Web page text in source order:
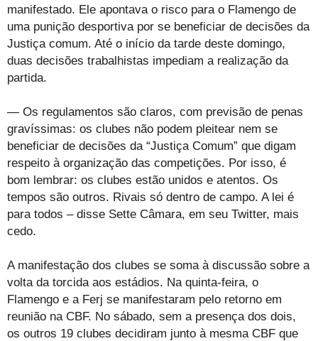
manifestado. Ele apontava o risco para o Flamengo de
uma punição desportiva por se beneficiar de decisões da
Justiça comum. Até o início da tarde deste domingo,
duas decisões trabalhistas impediam a realização da
partida.
— Os regulamentos são claros, com previsão de penas
gravíssimas: os clubes não podem pleitear nem se
beneficiar de decisões da “Justiça Comum” que digam
respeito à organização das competições. Por isso, é
bom lembrar: os clubes estão unidos e atentos. Os
tempos são outros. Rivais só dentro de campo. A lei é
para todos – disse Sette Câmara, em seu Twitter, mais
cedo.
A manifestação dos clubes se soma à discussão sobre a
volta da torcida aos estádios. Na quinta-feira, o
Flamengo e a Ferj se manifestaram pelo retorno em
reunião na CBF. No sábado, sem a presença dos dois,
os outros 19 clubes decidiram junto à mesma CBF que